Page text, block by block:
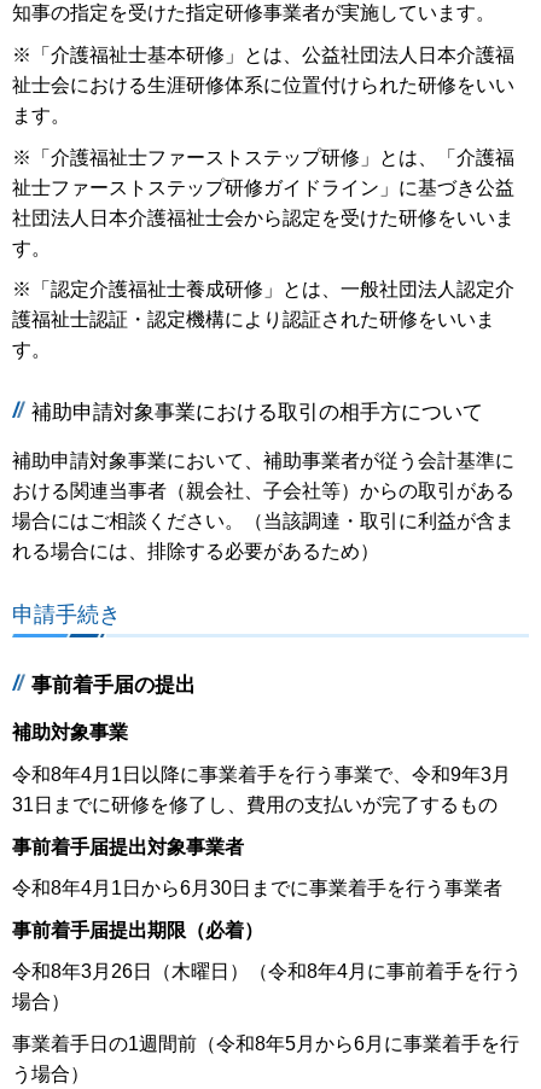
知事の指定を受けた指定研修事業者が実施しています。
※「介護福祉士基本研修」とは、公益社団法人日本介護福
祉士会における生涯研修体系に位置付けられた研修をいい
ます。
※「介護福祉士ファーストステップ研修」とは、「介護福
祉士ファーストステップ研修ガイドライン」に基づき公益
社団法人日本介護福祉士会から認定を受けた研修をいいま
す。
※「認定介護福祉士養成研修」とは、一般社団法人認定介
護福祉士認証・認定機構により認証された研修をいいま
す。
補助申請対象事業における取引の相手方について
補助申請対象事業において、補助事業者が従う会計基準に
おける関連当事者（親会社、子会社等）からの取引がある
場合にはご相談ください。（当該調達・取引に利益が含ま
れる場合には、排除する必要があるため）
申請手続き
事前着手届の提出
補助対象事業
令和8年4月1日以降に事業着手を行う事業で、令和9年3月
31日までに研修を修了し、費用の支払いが完了するもの
事前着手届提出対象事業者
令和8年4月1日から6月30日までに事業着手を行う事業者
事前着手届提出期限（必着）
令和8年3月26日（木曜日）（令和8年4月に事前着手を行う
場合）
事業着手日の1週間前（令和8年5月から6月に事業着手を行
う場合）